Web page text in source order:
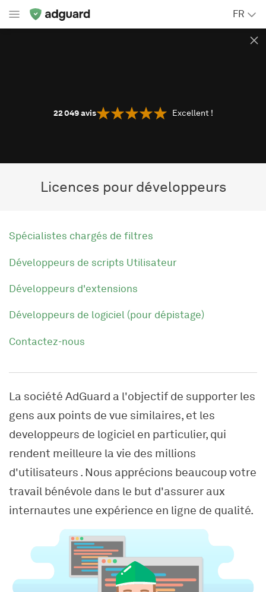
FR
22 049avis Excellent !
Licences pour développeurs
La société AdGuard a l'objectif de supporter les
gens aux points de vue similaires, et les
developpeurs de logiciel en particulier, qui
rendent meilleure la vie des millions
d'utilisateurs . Nous apprécions beaucoup votre
travail bénévole dans le but d'assurer aux
internautes une expérience en ligne de qualité.
Spécialistes chargés de filtres
Développeurs de scripts Utilisateur
Développeurs d'extensions
Développeurs de logiciel (pour dépistage)
Contactez-nous